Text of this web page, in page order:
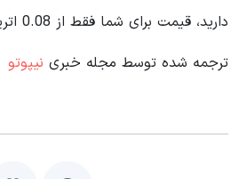
دارید، قیمت برای شما فقط از 0.08 اتریوم شروع می شود.
ترجمه شده توسط مجله خبری نیپوتو